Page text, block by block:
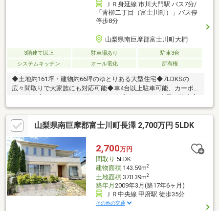
ＪＲ身延線 市川大門駅 バス7分/
「青柳二丁目（富士川町）」バス停
停歩8分
山梨県南巨摩郡富士川町大椚
3階建て以上 駐車場あり
駐車3台
システムキッチン
オール電化 所有権
◆土地約161坪・建物約66坪のゆとりある大型住宅◆7LDKSの
広々間取りで大家族にも対応可能◆車4台以上駐車可能、カーポ
庭菜園スペースや広いウッドデッキ、サンルームあり◆屋根・外
壁塗装済み、エコキュート3年前に交換済み◆北側7ｍ道路に接道
した開放的な立地◆閑静な住宅地で落ち着いた住環境◆クスリの
サンロードまで約336ｍ、セブンイレブン約417ｍ、オギノ約707
ｍで生活便利◆中部横断自動車道のぼり入口まで約335ｍでアク
セス良好物件の詳細、ご見学のご希望はお気軽にお問い合わせく
ださい！
山梨県南巨摩郡富士川町長澤 2,700万円 5LDK
2,700万円
間取り 5LDK
建物面積143.59m2
土地面積370.39m2
築年月 2009年3月(築17年6ヶ月)
ＪＲ中央線 甲府駅 徒歩35分
その他の交通